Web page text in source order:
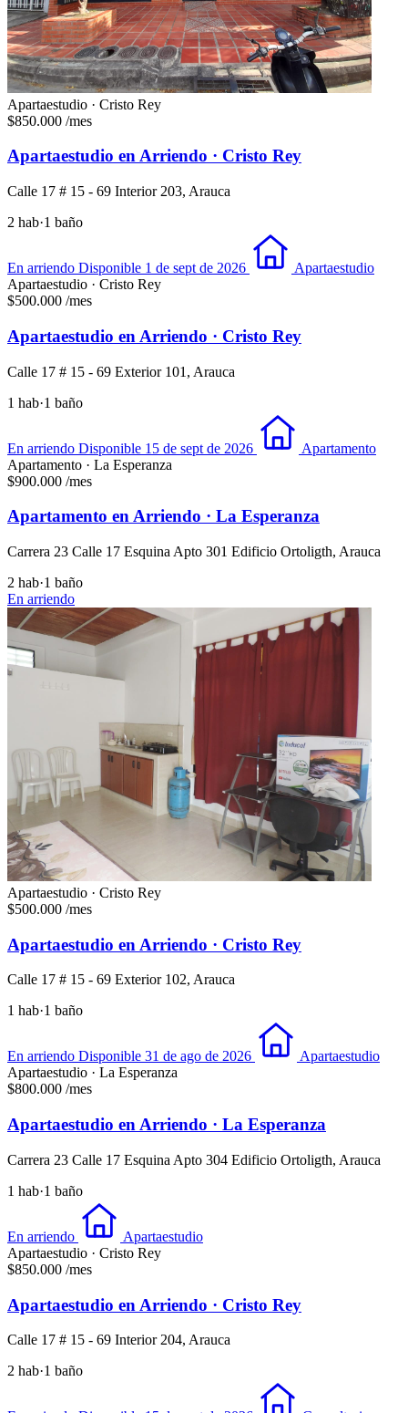
Apartaestudio · Cristo Rey
$850.000 /mes
Apartaestudio en Arriendo · Cristo Rey
Calle 17 # 15 - 69 Interior 203, Arauca
2 hab·1 baño
En arriendo Disponible 1 de sept de 2026
Apartaestudio
Apartaestudio · Cristo Rey
$500.000 /mes
Apartaestudio en Arriendo · Cristo Rey
Calle 17 # 15 - 69 Exterior 101, Arauca
1 hab·1 baño
En arriendo Disponible 15 de sept de 2026
Apartamento
Apartamento · La Esperanza
$900.000 /mes
Apartamento en Arriendo · La Esperanza
Carrera 23 Calle 17 Esquina Apto 301 Edificio Ortoligth, Arauca
2 hab·1 baño
En arriendo
Apartaestudio · Cristo Rey
$500.000 /mes
Apartaestudio en Arriendo · Cristo Rey
Calle 17 # 15 - 69 Exterior 102, Arauca
1 hab·1 baño
En arriendo Disponible 31 de ago de 2026
Apartaestudio
Apartaestudio · La Esperanza
$800.000 /mes
Apartaestudio en Arriendo · La Esperanza
Carrera 23 Calle 17 Esquina Apto 304 Edificio Ortoligth, Arauca
1 hab·1 baño
En arriendo
Apartaestudio
Apartaestudio · Cristo Rey
$850.000 /mes
Apartaestudio en Arriendo · Cristo Rey
Calle 17 # 15 - 69 Interior 204, Arauca
2 hab·1 baño